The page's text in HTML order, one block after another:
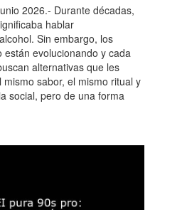
2026.- Durante décadas,
hablar
Sin embargo, los
están evolucionando y cada
alternativas que les
sabor, el mismo ritual y
social, pero de una forma